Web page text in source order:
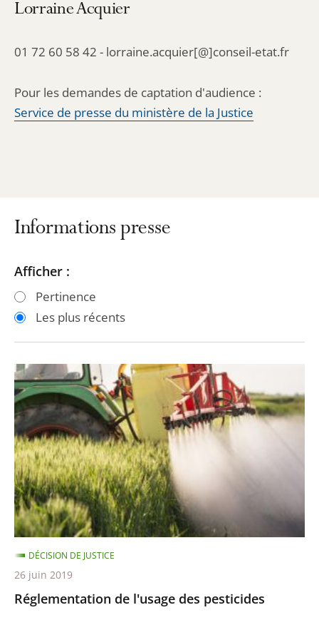
Lorraine Acquier
01 72 60 58 42 - lorraine.acquier[@]conseil-etat.fr
Pour les demandes de captation d'audience :
Service de presse du ministère de la Justice
Informations presse
Passer
les
filtres
après
Passer
les
filtres
avant
Afficher :
Pertinence
Les plus récents
Réglementation
de
l'usage
des
pesticides
Réglementation de l'usage des pesticides
DÉCISION DE JUSTICE
26 juin 2019